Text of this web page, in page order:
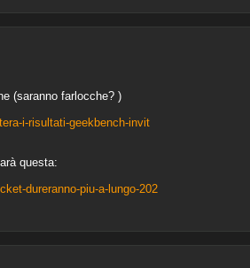
(saranno farlocche? )
i-risultati-geekbench-invit
questa:
dureranno-piu-a-lungo-202